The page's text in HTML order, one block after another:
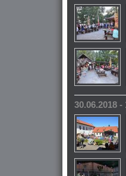
30.06.2018